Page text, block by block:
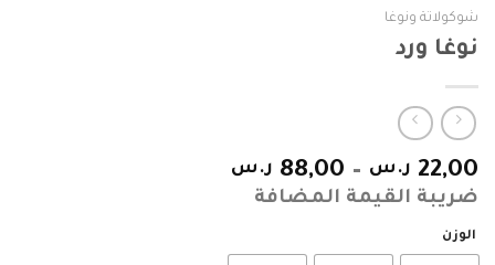
شوكولاتة ونوغا
نوغا ورد
22,00 ر.س –
88,00 ر.س
ضريبة القيمة المضافة
الوزن